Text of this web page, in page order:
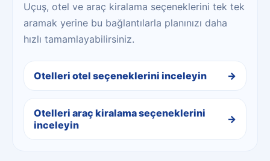
Uçuş, otel ve araç kiralama seçeneklerini tek tek
aramak yerine bu bağlantılarla planınızı daha
hızlı tamamlayabilirsiniz.
Otelleri otel seçeneklerini inceleyin
Otelleri araç kiralama seçeneklerini
inceleyin